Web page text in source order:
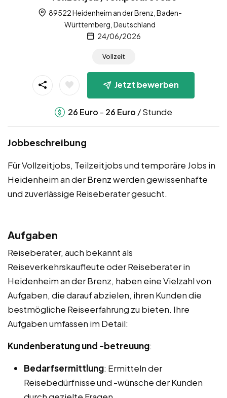
89522 Heidenheim an der Brenz, Baden-
Württemberg, Deutschland
24/06/2026
Vollzeit
Jetzt bewerben
26 Euro - 26 Euro / Stunde
Jobbeschreibung
Für Vollzeitjobs, Teilzeitjobs und temporäre Jobs in
Heidenheim an der Brenz werden gewissenhafte
und zuverlässige Reiseberater gesucht.
Aufgaben
Reiseberater, auch bekannt als
Reiseverkehrskaufleute oder Reiseberater in
Heidenheim an der Brenz, haben eine Vielzahl von
Aufgaben, die darauf abzielen, ihren Kunden die
bestmögliche Reiseerfahrung zu bieten. Ihre
Aufgaben umfassen im Detail:
Kundenberatung und -betreuung:
Bedarfsermittlung: Ermitteln der
Reisebedürfnisse und -wünsche der Kunden